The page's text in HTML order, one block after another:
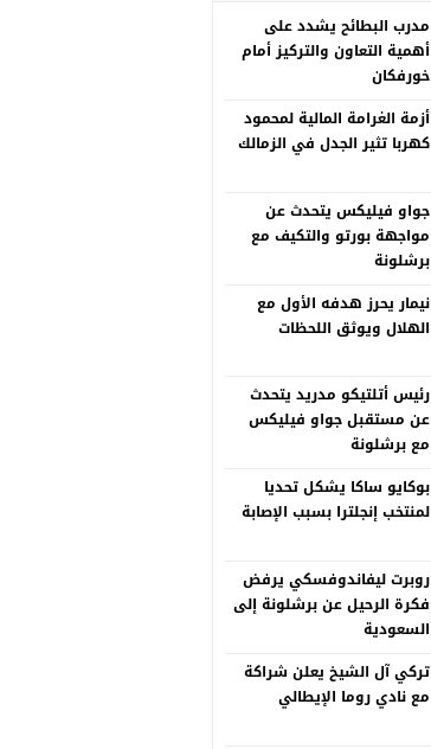
مدرب البطائح يشدد على
أهمية التعاون والتركيز أمام
خورفكان
أزمة الغرامة المالية لمحمود
كهربا تثير الجدل في الزمالك
جواو فيليكس يتحدث عن
مواجهة بورتو والتكيف مع
برشلونة
نيمار يحرز هدفه الأول مع
الهلال ويوثق اللحظات
رئيس أتلتيكو مدريد يتحدث
عن مستقبل جواو فيليكس
مع برشلونة
بوكايو ساكا يشكل تحديا
لمنتخب إنجلترا بسبب الإصابة
روبرت ليفاندوفسكي يرفض
فكرة الرحيل عن برشلونة إلى
السعودية
تركي آل الشيخ يعلن شراكة
مع نادي روما الإيطالي